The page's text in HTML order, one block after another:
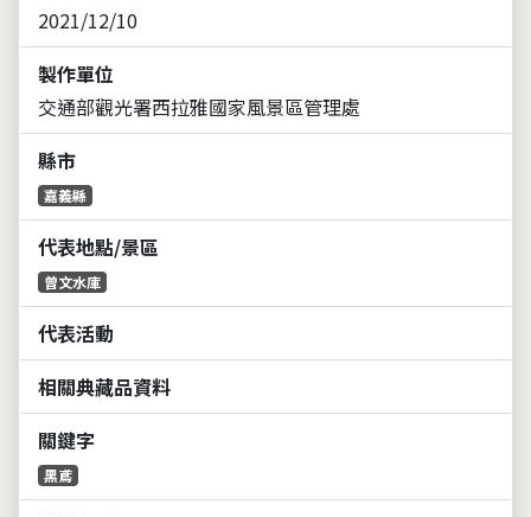
2021/12/10
製作單位
交通部觀光署西拉雅國家風景區管理處
縣市
嘉義縣
代表地點/景區
曾文水庫
代表活動
相關典藏品資料
關鍵字
黑鳶